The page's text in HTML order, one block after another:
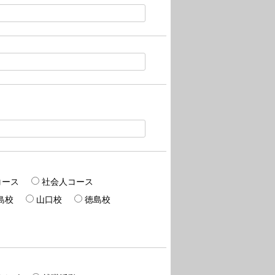
ス
社会人コース
校
山口校 徳島校